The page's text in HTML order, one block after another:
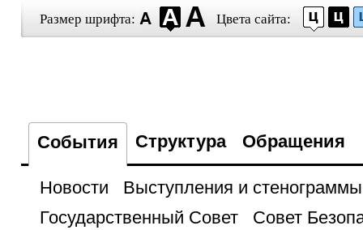
Размер шрифта: Цвета сайта:
События Структура Обращения
Новости
Выступления и стенограммы
Государственный Совет
Совет